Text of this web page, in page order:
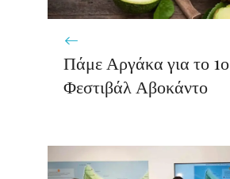
Πάμε Αργάκα για το 1ο
Φεστιβάλ Αβοκάντο